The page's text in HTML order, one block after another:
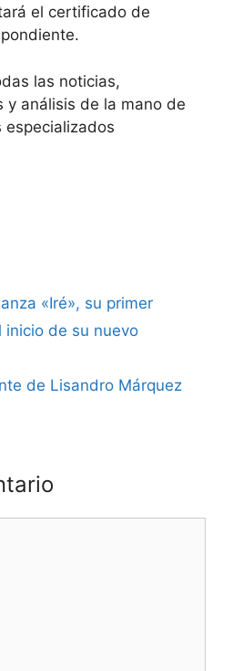
el certificado de
las noticias,
y análisis de la mano de
especializados
«Iré», su primer
inicio de su nuevo
de Lisandro Márquez